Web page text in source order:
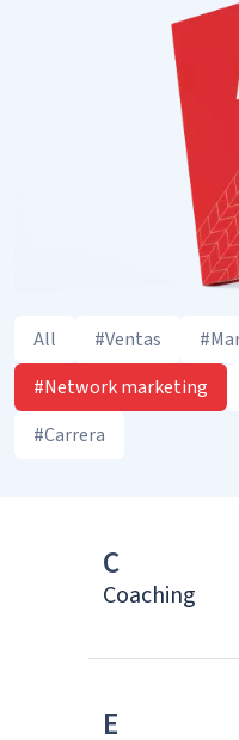
All #Ventas
#Network marketing
#Carrera
C
Coaching
E